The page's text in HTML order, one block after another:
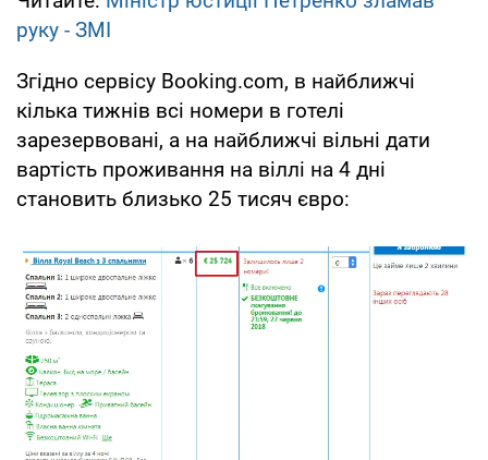
руку - ЗМІ
Згідно сервісу Booking.com, в найближчі
кілька тижнів всі номери в готелі
зарезервовані, а на найближчі вільні дати
вартість проживання на віллі на 4 дні
становить близько 25 тисяч євро: